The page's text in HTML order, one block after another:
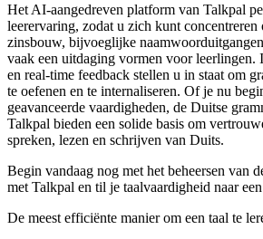
Het AI-aangedreven platform van Talkpal
leerervaring, zodat u zich kunt concentreren
zinsbouw, bijvoeglijke
vaak een uitdaging vormen voor leerlingen.
en real-time feedback stellen u in staat om
te oefenen en te internaliseren. Of je nu
geavanceerde vaardigheden, de Duitse
Talkpal bieden een solide basis om
spreken, lezen en schrijven van Duits.
Begin vandaag nog met het beheersen van
met Talkpal en til je taalvaardigheid naar
De meest efficiënte manier om een taal te